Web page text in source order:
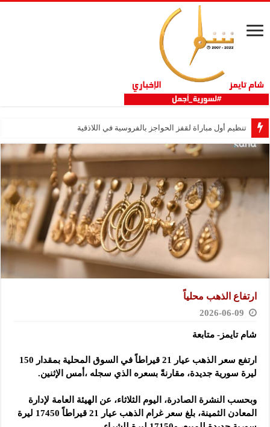
تنظيم أول مباراة لقفز الحواجز بالفروسية في اللاذقية
ارتفاع الذهب محلياً
2026-06-09
شام تايمز- متابعة
ارتفع سعر الذهب عيار 21 قيراطاً في السوق المحلية بمقدار 150
ليرة سورية جديدة، مقارنةً بسعره الذي سجله ،أمس الإثنين.‏
وبحسب النشرة الصادرة، اليوم الثلاثاء، عن الهيئة العامة لإدارة
المعادن الثمينة، بلغ سعر غرام الذهب عيار 21 قيراطاً ‌‏‌‏17450 ليرة